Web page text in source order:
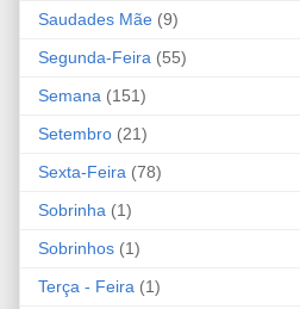
Saudades Mãe (9)
Segunda-Feira (55)
Semana (151)
Setembro (21)
Sexta-Feira (78)
Sobrinha (1)
Sobrinhos (1)
Terça - Feira (1)